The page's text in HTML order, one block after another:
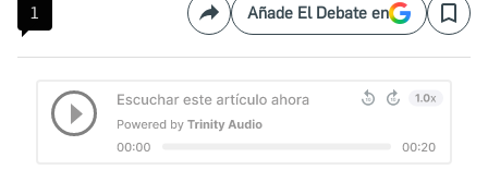
1 CompartirAñade El Debate en Save